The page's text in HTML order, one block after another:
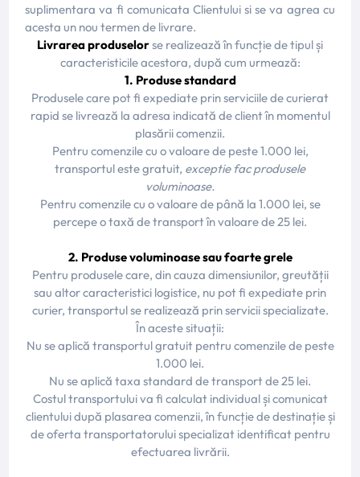
suplimentara va fi comunicata Clientului si se va agrea cu
acesta un nou termen de livrare.
Livrarea produselorse realizează în funcție de tipul și
caracteristicile acestora, după cum urmează:
1. Produse standard
Produsele care pot fi expediate prin serviciile de curierat
rapid se livrează la adresa indicată de client în momentul
plasării comenzii.
Pentru comenzile cu o valoare de peste 1.000 lei,
transportul este gratuit, exceptie fac produsele
voluminoase.
Pentru comenzile cu o valoare de până la 1.000 lei, se
percepe o taxă de transport în valoare de 25 lei.
2. Produse voluminoase sau foarte grele
Pentru produsele care, din cauza dimensiunilor, greutății
sau altor caracteristici logistice, nu pot fi expediate prin
curier, transportul se realizează prin servicii specializate.
În aceste situații:
Nu se aplică transportul gratuit pentru comenzile de peste
1.000 lei.
Nu se aplică taxa standard de transport de 25 lei.
Costul transportului va fi calculat individual și comunicat
clientului după plasarea comenzii, în funcție de destinație și
de oferta transportatorului specializat identificat pentru
efectuarea livrării.